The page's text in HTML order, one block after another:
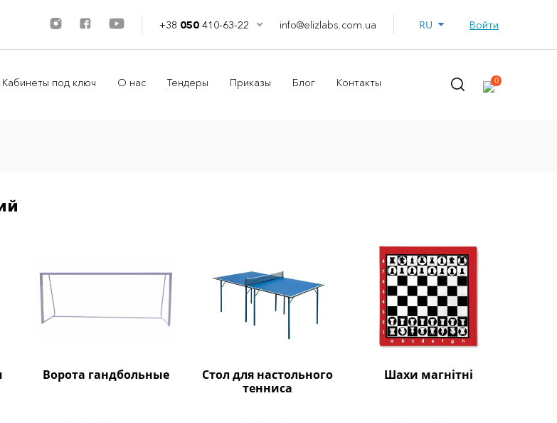
+38 050 410-63-22 info@elizlabs.com.ua Войти
Кабинеты под ключ О нас Тендеры Приказы Блог Контакты 0
Ворота гандбольные
Стол для настольного
тенниса
Шахи магнітні